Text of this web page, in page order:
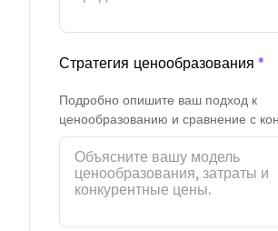
Стратегия ценообразования *
Подробно опишите ваш подход к
ценообразованию и сравнение с